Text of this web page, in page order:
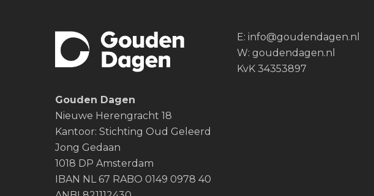
Gouden Dagen
Nieuwe Herengracht 18
Kantoor: Stichting Oud Geleerd
Jong Gedaan
1018 DP Amsterdam
IBAN NL 67 RABO 0149 0978 40
E: info@goudendagen.nl
W: goudendagen.nl
KvK 34353897